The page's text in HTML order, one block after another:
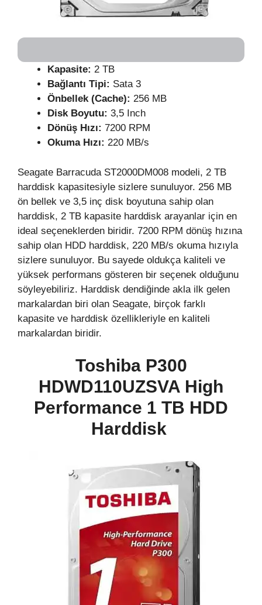
Kapasite: 2 TB
Bağlantı Tipi: Sata 3
Önbellek (Cache): 256 MB
Disk Boyutu: 3,5 Inch
Dönüş Hızı: 7200 RPM
Okuma Hızı: 220 MB/s
Seagate Barracuda ST2000DM008 modeli, 2 TB
harddisk kapasitesiyle sizlere sunuluyor. 256 MB
ön bellek ve 3,5 inç disk boyutuna sahip olan
harddisk, 2 TB kapasite harddisk arayanlar için en
ideal seçeneklerden biridir. 7200 RPM dönüş hızına
sahip olan HDD harddisk, 220 MB/s okuma hızıyla
sizlere sunuluyor. Bu sayede oldukça kaliteli ve
yüksek performans gösteren bir seçenek olduğunu
söyleyebiliriz. Harddisk dendiğinde akla ilk gelen
markalardan biri olan Seagate, birçok farklı
kapasite ve harddisk özellikleriyle en kaliteli
markalardan biridir.
Toshiba P300
HDWD110UZSVA High
Performance 1 TB HDD
Harddisk